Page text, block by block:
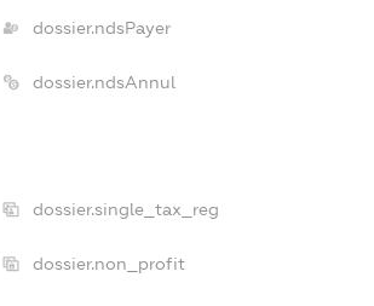
dossier.ndsPayer
dossier.ndsAnnul
dossier.single_tax_reg
dossier.non_profit